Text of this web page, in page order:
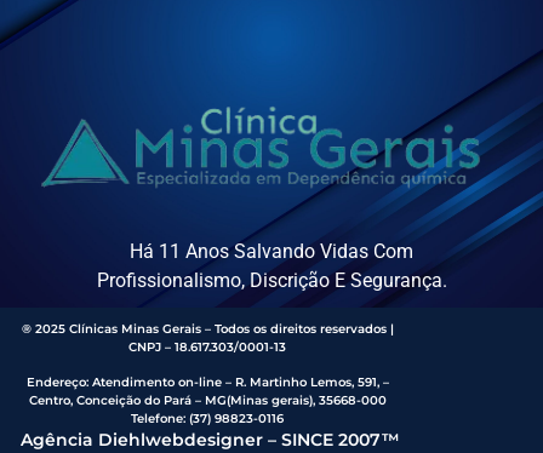
Há 11 Anos Salvando Vidas Com
Profissionalismo, Discrição E Segurança.
® 2025 Clínicas Minas Gerais – Todos os direitos reservados |
CNPJ – 18.617.303/0001-13
Endereço: Atendimento on-line – R. Martinho Lemos, 591, –
Centro, Conceição do Pará – MG(Minas gerais), 35668-000
Telefone:(37) 98823-0116
Agência Diehlwebdesigner – SINCE 2007™